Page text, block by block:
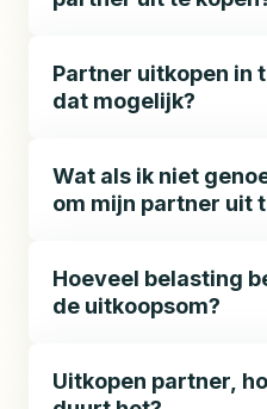
Partner uitkopen in
dat mogelijk?
Wat als ik niet
om mijn partner uit
Hoeveel belasting
de uitkoopsom?
Uitkopen partner,